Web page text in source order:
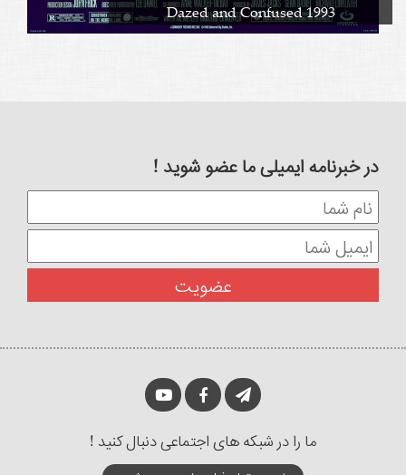
Dazed and Confused 1993
در خبرنامه ایمیلی ما عضو شوید !
ما را در شبکه های اجتماعی دنبال کنید !